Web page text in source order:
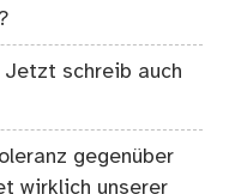
Jetzt schreib auch
gegenüber
wirklich unserer